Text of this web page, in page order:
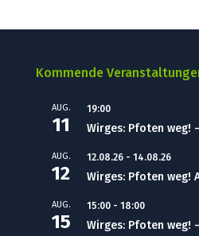
Kommende
AUG.
11
19:00
Wirges: Pfoten weg!
AUG.
12
12.08.26- 14.08.26
Wirges: Pfoten weg!
AUG.
15
15:00- 18:00
Wirges: Pfoten weg!